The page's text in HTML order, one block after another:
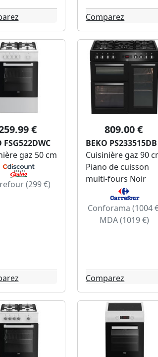
Comparez
€
FSG522DWC
gaz 50 cm
(299 €)
809.00 €
BEKO PS233515DB
Cuisinière gaz 90
Piano de cuisson
multi-fours Noir
Conforama (1004
MDA (1019 €)
Comparez